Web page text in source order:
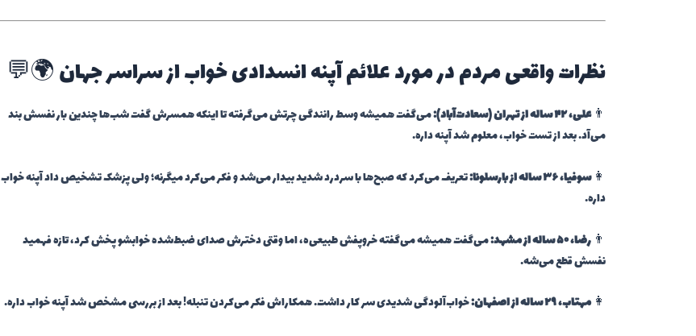
نظرات واقعی مردم در مورد علائم آپنه انسدادی خواب از سراسر جهان 🌍💬
👨علی، ۴۲ ساله از تهران (سعادت‌آباد):
می‌گفت همیشه وسط رانندگی چرتش می‌گرفته تا اینکه همسرش گفت شب‌ها چندین بار نفسش بند
می‌آد. بعد از تست خواب، معلوم شد آپنه داره.
👩سوفیا، ۳۶ ساله از بارسلونا:
تعریف می‌کرد که صبح‌ها با سردرد شدید بیدار می‌شد و فکر می‌کرد میگرنه؛ ولی پزشک تشخیص داد آپنه خواب
داره.
👨 رضا، ۵۰ ساله از مشهد:
می‌گفت همیشه می‌گفته خروپفش طبیعی‌ه، اما وقتی دخترش صدای ضبط‌شده خوابشو پخش کرد، تازه فهمید
نفسش قطع می‌شه.
👩مهتاب، ۲۹ ساله از اصفهان: خواب‌آلودگی شدیدی سر کار داشت. همکاراش فکر می‌کردن تنبله! بعد از بررسی مشخص شد آپنه خواب داره.